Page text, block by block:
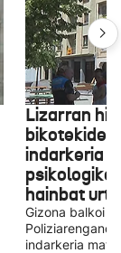
Lizarran
bikotekide
indarkeria
hainbat
Gizona balkoi
indarkeria